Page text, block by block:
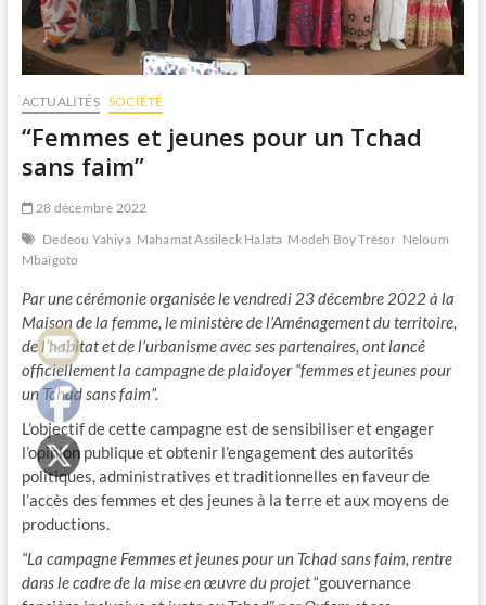
ACTUALITÉS SOCIÉTÉ
“Femmes et jeunes pour un Tchad
sans faim”
28 décembre 2022
Dedeou Yahiya Mahamat Assileck Halata Modeh Boy Trésor Neloum
Mbaïgoto
Par une cérémonie organisée le vendredi 23 décembre 2022 à la
Maison de la femme, le ministère de l’Aménagement du territoire,
de l’habitat et de l’urbanisme avec ses partenaires, ont lancé
officiellement la campagne de plaidoyer “femmes et jeunes pour
un Tchad sans faim”.
L’objectif de cette campagne est de sensibiliser et engager
l’opinion publique et obtenir l’engagement des autorités
politiques, administratives et traditionnelles en faveur de
l’accès des femmes et des jeunes à la terre et aux moyens de
productions.
“La campagne Femmes et jeunes pour un Tchad sans faim, rentre
dans le cadre de la mise en œuvre du projet“gouvernance